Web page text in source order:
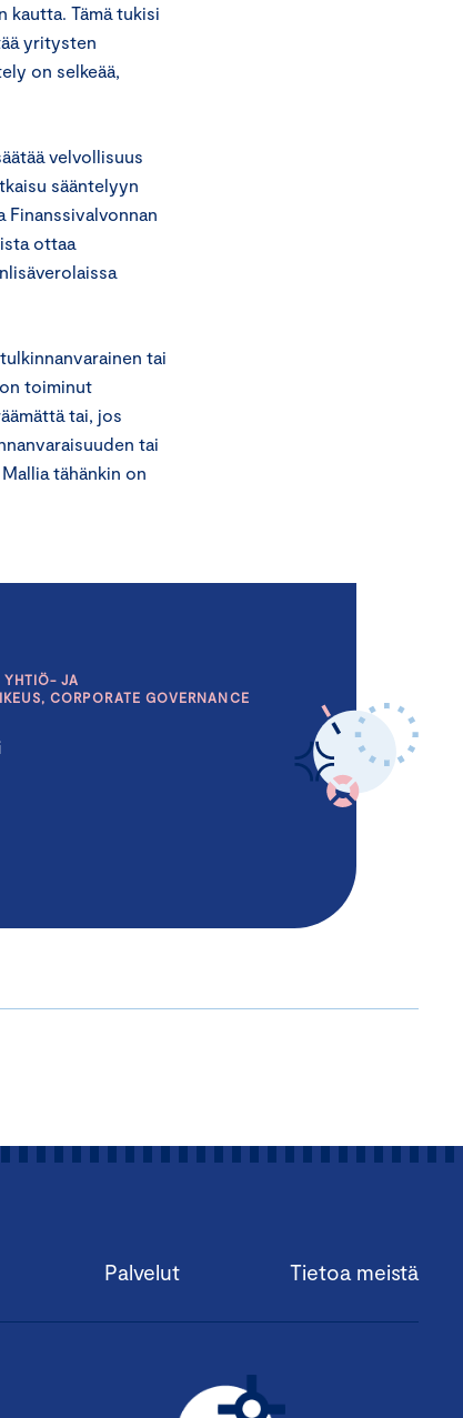
kautta. Tämä tukisi
yritysten
on selkeää,
velvollisuus
sääntelyyn
Finanssivalvonnan
ottaa
tai
toiminut
tai, jos
tai
tähänkin on
YHTIÖ- JA
CORPORATE GOVERNANCE
Palvelut Tietoa meistä